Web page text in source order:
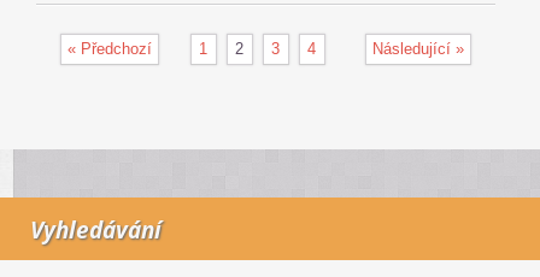
« Předchozí 1 2 3 4 Následující »
Vyhledávání